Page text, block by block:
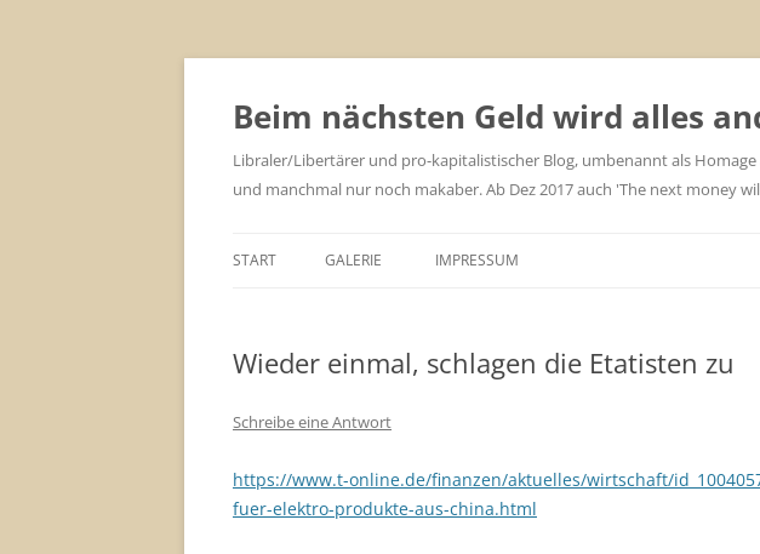
Zum
springen
Beim nächsten Geld wird alles
Libraler/Libertärer und pro-kapitalistischer Blog, umbenannt als
und manchmal nur noch makaber. Ab Dez 2017 auch 'The next money
START GALERIE IMPRESSUM
Wieder einmal, schlagen die Etatisten zu
Schreibe eine Antwort
https://www.t-online.de/finanzen/aktuelles/wirtschaft/
fuer-elektro-produkte-aus-china.html